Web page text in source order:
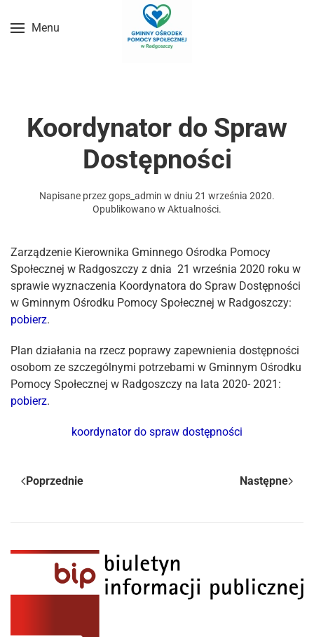
Przejdź do treści głównej
Menu
Koordynator do Spraw
Dostępności
Napisane przezgops_admin w dniu 21 września 2020.
Opublikowano w Aktualności.
Zarządzenie Kierownika Gminnego Ośrodka Pomocy
Społecznej w Radgoszczy z dnia 21 września 2020 roku w
sprawie wyznaczenia Koordynatora do Spraw Dostępności
w Gminnym Ośrodku Pomocy Społecznej w Radgoszczy:
pobierz.
Plan działania na rzecz poprawy zapewnienia dostępności
osobom ze szczególnymi potrzebami w Gminnym Ośrodku
Pomocy Społecznej w Radgoszczy na lata 2020- 2021:
pobierz.
koordynator do spraw dostępności
Poprzednie Następne